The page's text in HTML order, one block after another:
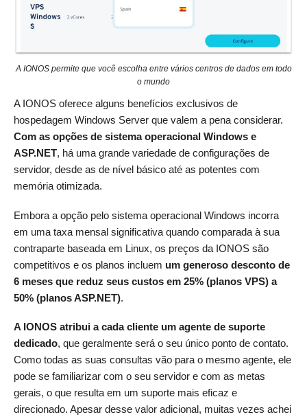
A IONOS permite que você escolha entre vários centros de dados em todo
o mundo
A IONOS oferece alguns benefícios exclusivos de
hospedagem Windows Server que valem a pena considerar.
Com as opções de sistema operacional Windows e
ASP.NET, há uma grande variedade de configurações de
servidor, desde as de nível básico até as potentes com
memória otimizada.
Embora a opção pelo sistema operacional Windows incorra
em uma taxa mensal significativa quando comparada à sua
contraparte baseada em Linux, os preços da IONOS são
competitivos e os planos incluem um generoso desconto de
6 meses que reduz seus custos em 25% (planos VPS) a
50% (planos ASP.NET).
A IONOS atribui a cada cliente um agente de suporte
dedicado, que geralmente será o seu único ponto de contato.
Como todas as suas consultas vão para o mesmo agente, ele
pode se familiarizar com o seu servidor e com as metas
gerais, o que resulta em um suporte mais eficaz e
direcionado. Apesar desse valor adicional, muitas vezes achei